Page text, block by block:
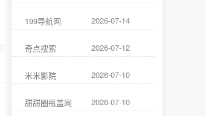
199导航网 2026-07-14
奇点搜索 2026-07-12
米米影院 2026-07-10
甜甜圈瓶盖网 2026-07-10